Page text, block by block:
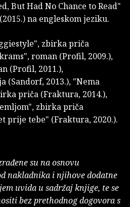
But Had No Chance to Read"
na engleskom jeziku.
zbirka priča
roman (Profil, 2009.),
(Profil, 2011.),
(Sandorf, 2013.), "Nema
priča (Fraktura, 2014.),
zbirka priča
prije tebe" (Fraktura, 2020.).
su na osnovu
nakladnika i njihove dodatne
uvida u sadržaj knjige, te se
bez prethodnog dogovora s